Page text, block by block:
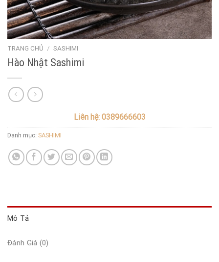
TRANG CHỦ / SASHIMI
Hào Nhật Sashimi
Liên hệ: 0389666603
Danh mục: SASHIMI
Mô Tả
Đánh Giá (0)